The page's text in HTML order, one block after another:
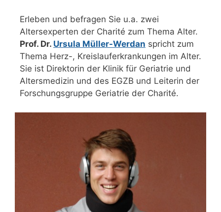
Erleben und befragen Sie u.a. zwei
Altersexperten der Charité zum Thema Alter.
Prof. Dr. Ursula Müller-Werdan spricht zum
Thema Herz-, Kreislauferkrankungen im Alter.
Sie ist Direktorin der Klinik für Geriatrie und
Altersmedizin und des EGZB und Leiterin der
Forschungsgruppe Geriatrie der Charité.